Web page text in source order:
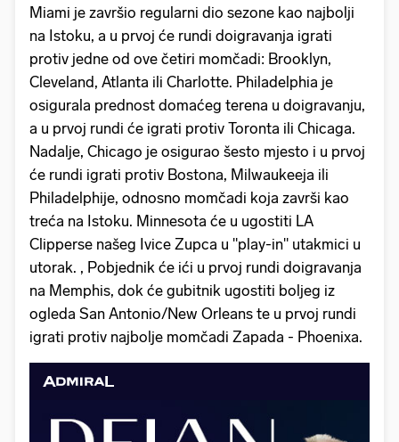
Miami je završio regularni dio sezone kao najbolji
na Istoku, a u prvoj će rundi doigravanja igrati
protiv jedne od ove četiri momčadi: Brooklyn,
Cleveland, Atlanta ili Charlotte. Philadelphia je
osigurala prednost domaćeg terena u doigravanju,
a u prvoj rundi će igrati protiv Toronta ili Chicaga.
Nadalje, Chicago je osigurao šesto mjesto i u prvoj
će rundi igrati protiv Bostona, Milwaukeeja ili
Philadelphije, odnosno momčadi koja završi kao
treća na Istoku. Minnesota će u ugostiti LA
Clipperse našeg Ivice Zupca u "play-in" utakmici u
utorak. , Pobjednik će ići u prvoj rundi doigravanja
na Memphis, dok će gubitnik ugostiti boljeg iz
ogleda San Antonio/New Orleans te u prvoj rundi
igrati protiv najbolje momčadi Zapada - Phoenixa.